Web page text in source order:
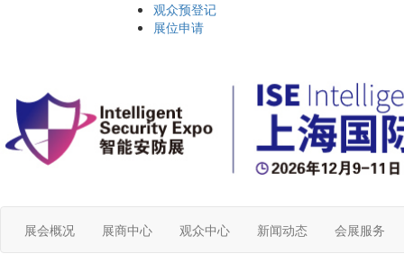
观众预登记
展位申请
展会概况 展商中心 观众中心 新闻动态 会展服务